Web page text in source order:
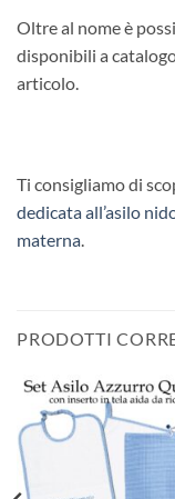
Oltre al nome è
disponibili a
articolo.
Ti consigliamo di
dedicata all’asilo
materna.
PRODOTTI